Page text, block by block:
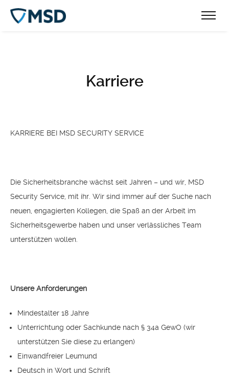
Karriere
KARRIERE BEI MSD SECURITY SERVICE
Die Sicherheitsbranche wächst seit Jahren – und wir, MSD
Security Service, mit ihr. Wir sind immer auf der Suche nach
neuen, engagierten Kollegen, die Spaß an der Arbeit im
Sicherheitsgewerbe haben und unser verlässliches Team
unterstützen wollen.
Unsere Anforderungen
Mindestalter 18 Jahre
Unterrichtung oder Sachkunde nach § 34a GewO (wir
unterstützen Sie diese zu erlangen)
Einwandfreier Leumund
Deutsch in Wort und Schrift